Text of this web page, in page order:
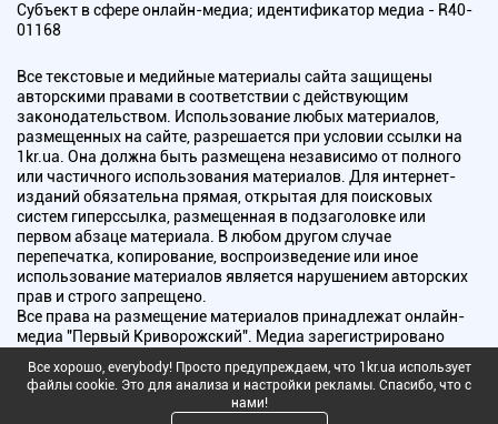
Субъект в сфере онлайн-медиа; идентификатор медиа - R40-
01168
Все текстовые и медийные материалы сайта защищены
авторскими правами в соответствии с действующим
законодательством. Использование любых материалов,
размещенных на сайте, разрешается при условии ссылки на
1kr.ua. Она должна быть размещена независимо от полного
или частичного использования материалов. Для интернет-
изданий обязательна прямая, открытая для поисковых
систем гиперссылка, размещенная в подзаголовке или
первом абзаце материала. В любом другом случае
перепечатка, копирование, воспроизведение или иное
использование материалов является нарушением авторских
прав и строго запрещено.
Все права на размещение материалов принадлежат онлайн-
медиа "Первый Криворожский". Медиа зарегистрировано
радиовещания.
Copyright © 2010 - 2026 Все права защищены
Все хорошо, everybody! Просто предупреждаем, что 1kr.ua использует
файлы cookie. Это для анализа и настройки рекламы. Спасибо, что с
нами!